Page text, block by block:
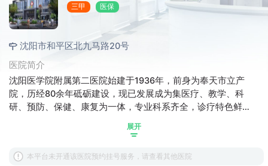
三甲 医保
沈阳市和平区北九马路20号
医院简介
沈阳医学院附属第二医院始建于1936年，前身为奉天市立产
院，历经80余年砥砺建设，现已发展成为集医疗、教学、科
研、预防、保健、康复为一体，专业科系齐全，诊疗特色鲜
展开
本平台未开通该医院预约挂号服务，请查看其他医院